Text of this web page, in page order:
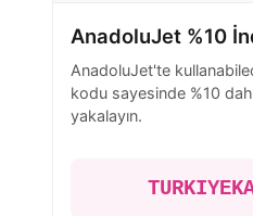
AnadoluJet %10
AnadoluJet'te
kodu sayesinde %10
yakalayın.